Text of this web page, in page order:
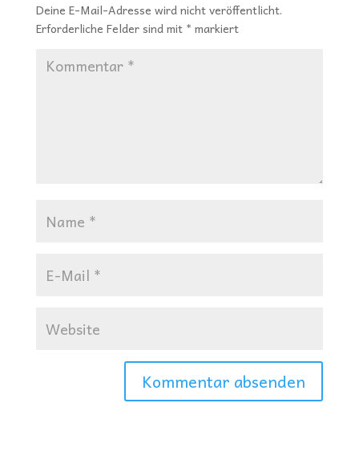
Deine E-Mail-Adresse wird nicht veröffentlicht.
Erforderliche Felder sind mit * markiert